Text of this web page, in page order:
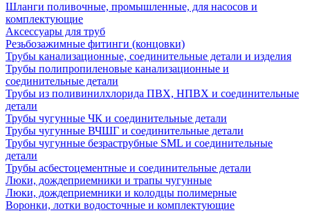
Шланги поливочные, промышленные, для насосов и
комплектующие
Аксессуары для труб
Резьбозажимные фитинги (концовки)
Трубы канализационные, соединительные детали и изделия
Трубы полипропиленовые канализационные и
соединительные детали
Трубы из поливинилхлорида ПВХ, НПВХ и соединительные
детали
Трубы чугунные ЧК и соединительные детали
Трубы чугунные ВЧШГ и соединительные детали
Трубы чугунные безраструбные SML и соединительные
детали
Трубы асбестоцементные и соединительные детали
Люки, дождеприемники и трапы чугунные
Люки, дождеприемники и колодцы полимерные
Воронки, лотки водосточные и комплектующие